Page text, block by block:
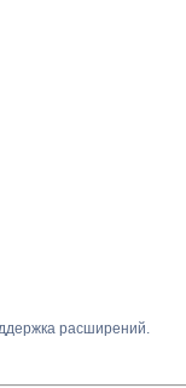
расширений.